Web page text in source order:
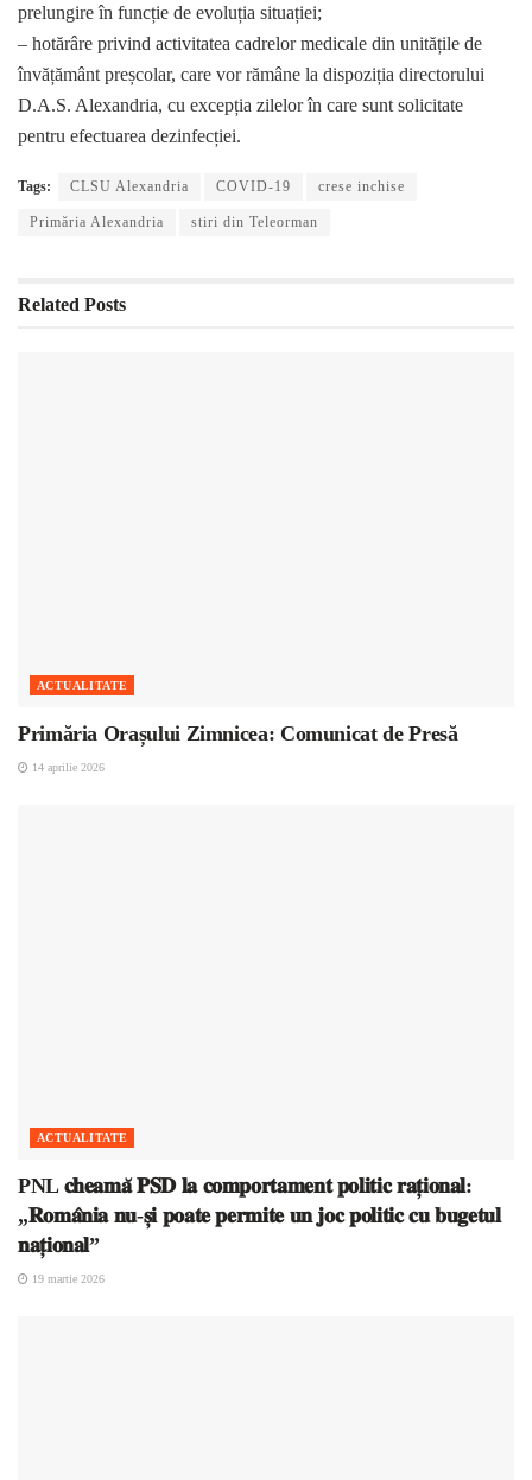
prelungire în funcție de evoluția situației;
– hotărâre privind activitatea cadrelor medicale din unitățile de
învățământ preșcolar, care vor rămâne la dispoziția directorului
D.A.S. Alexandria, cu excepția zilelor în care sunt solicitate
pentru efectuarea dezinfecției.
Tags: CLSU Alexandria COVID-19 crese inchise
Primăria Alexandria stiri din Teleorman
Related Posts
ACTUALITATE
Primăria Orașului Zimnicea: Comunicat de Presă
14 aprilie 2026
ACTUALITATE
PNL 𝐜𝐡𝐞𝐚𝐦𝐚̆ 𝐏𝐒𝐃 𝐥𝐚 𝐜𝐨𝐦𝐩𝐨𝐫𝐭𝐚𝐦𝐞𝐧𝐭 𝐩𝐨𝐥𝐢𝐭𝐢𝐜 𝐫𝐚𝐭̦𝐢𝐨𝐧𝐚𝐥:
„𝐑𝐨𝐦𝐚̂𝐧𝐢𝐚 𝐧𝐮-𝐬̦𝐢 𝐩𝐨𝐚𝐭𝐞 𝐩𝐞𝐫𝐦𝐢𝐭𝐞 𝐮𝐧 𝐣𝐨𝐜 𝐩𝐨𝐥𝐢𝐭𝐢𝐜 𝐜𝐮 𝐛𝐮𝐠𝐞𝐭𝐮𝐥
𝐧𝐚𝐭̦𝐢𝐨𝐧𝐚𝐥”
19 martie 2026